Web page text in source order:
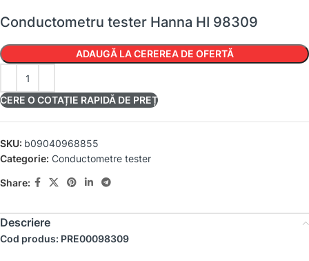
Conductometru tester Hanna HI 98309
ADAUGĂ LA CEREREA DE OFERTĂ
CERE O COTAȚIE RAPIDĂ DE PREȚ
SKU: b09040968855
Categorie: Conductometre tester
Share:
Descriere
Cod produs: PRE00098309